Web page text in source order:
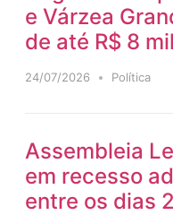
e Várzea
de até R$ 8
24/07/2026 Política
Assembleia
em recesso
entre os dias